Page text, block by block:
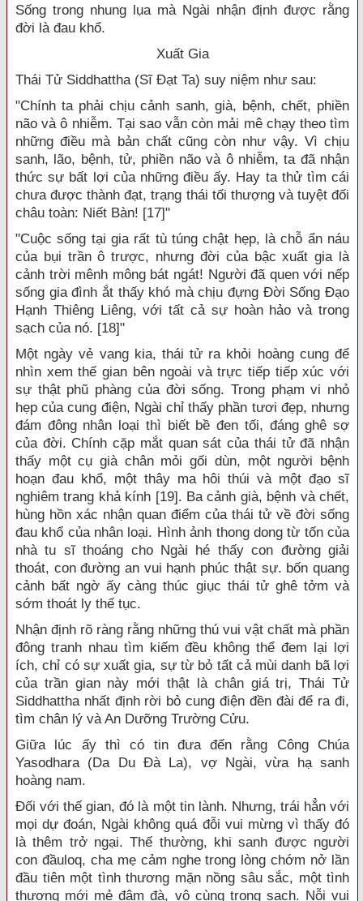
Sống trong nhung lụa mà Ngài nhận định được rằng
đời là đau khổ.
Xuất Gia
Thái Tử Siddhattha (Sĩ Đạt Ta) suy niệm như sau:
"Chính ta phải chịu cảnh sanh, già, bệnh, chết, phiền
não và ô nhiễm. Tại sao vẫn còn mải mê chạy theo tìm
những điều mà bản chất cũng còn như vậy. Vì chịu
sanh, lão, bệnh, tử, phiền não và ô nhiễm, ta đã nhận
thức sự bất lợi của những điều ấy. Hay ta thử tìm cái
chưa được thành đạt, trạng thái tối thượng và tuyệt đối
châu toàn: Niết Bàn! [17]"
"Cuộc sống tại gia rất tù túng chật hẹp, là chỗ ẩn náu
của bụi trần ô trược, nhưng đời của bậc xuất gia là
cảnh trời mênh mông bát ngát! Người đã quen với nếp
sống gia đình ắt thấy khó mà chịu đựng Đời Sống Đạo
Hạnh Thiêng Liêng, với tất cả sự hoàn hảo và trong
sạch của nó. [18]"
Một ngày vẻ vang kia, thái tử ra khỏi hoàng cung để
nhìn xem thế gian bên ngoài và trực tiếp tiếp xúc với
sự thật phũ phàng của đời sống. Trong phạm vi nhỏ
hẹp của cung điện, Ngài chỉ thấy phần tươi đẹp, nhưng
đám đông nhân loại thì biết bề đen tối, đáng ghê sợ
của đời. Chính cặp mắt quan sát của thái tử đã nhận
thấy một cụ già chân mỏi gối dùn, một người bệnh
hoạn đau khổ, một thây ma hôi thúi và một đạo sĩ
nghiêm trang khả kính [19]. Ba cảnh già, bệnh và chết,
hùng hồn xác nhận quan điểm của thái tử về đời sống
đau khổ của nhân loại. Hình ảnh thong dong từ tốn của
nhà tu sĩ thoáng cho Ngài hé thấy con đường giải
thoát, con đường an vui hạnh phúc thật sự. bốn quang
cảnh bất ngờ ấy càng thúc giục thái tử ghê tởm và
sớm thoát ly thế tục.
Nhận định rõ ràng rằng những thú vui vật chất mà phần
đông tranh nhau tìm kiếm đều không thể đem lại lợi
ích, chỉ có sự xuất gia, sự từ bỏ tất cả mùi danh bã lợi
của trần gian này mới thật là chân giá trị, Thái Tử
Siddhattha nhất định rời bỏ cung điện đền đài để ra đi,
tìm chân lý và An Dưỡng Trường Cửu.
Giữa lúc ấy thì có tin đưa đến rằng Công Chúa
Yasodhara (Da Du Đà La), vợ Ngài, vừa hạ sanh
hoàng nam.
Đối với thế gian, đó là một tin lành. Nhưng, trái hẳn với
mọi dự đoán, Ngài không quá đỗi vui mừng vì thấy đó
là thêm trở ngại. Thế thường, khi sanh được người
con đầuloq, cha mẹ cảm nghe trong lòng chớm nở lần
đầu tiên một tình thương mặn nồng sâu sắc, một tình
thương mới mẻ đậm đà, vô cùng trong sạch. Nỗi vui